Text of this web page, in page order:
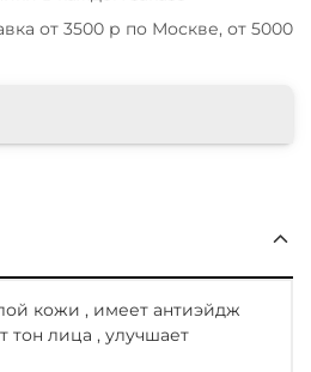
от 3500 р по Москве, от 5000
кожи , имеет антиэйдж
тон лица , улучшает